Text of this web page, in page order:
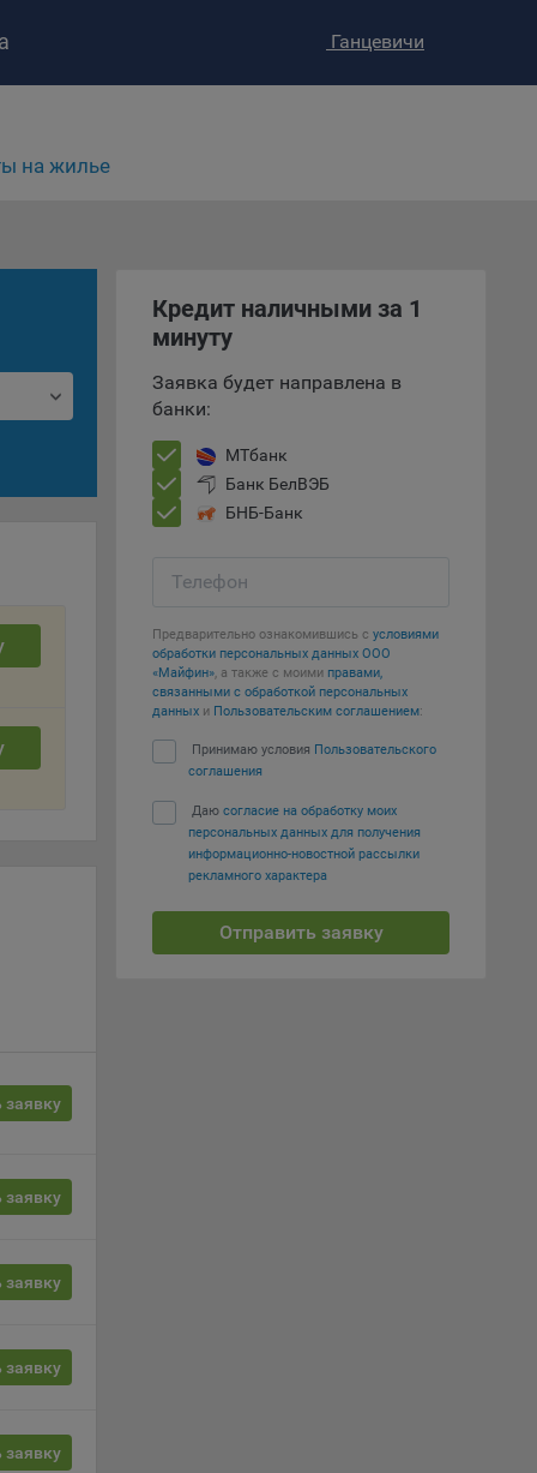
–
если
Ганцевичи
на жилье
заявку
заявку
заявку
заявку
заявку
Кредит наличными за 1
минуту
Заявка будет направлена в
банки:
МТбанк
Банк БелВЭБ
БНБ-Банк
Телефон
Предварительно ознакомившись с условиями
обработки персональных данных ООО
«Майфин», а также с моими правами,
связанными с обработкой персональных
данных и Пользовательским соглашением:
Принимаю условия Пользовательского
соглашения
Даю согласие на обработку моих
персональных данных для получения
информационно-новостной рассылки
рекламного характера
Отправить заявку